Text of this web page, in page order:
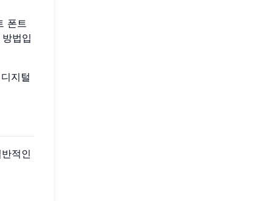
폰트
법입
지털
적인